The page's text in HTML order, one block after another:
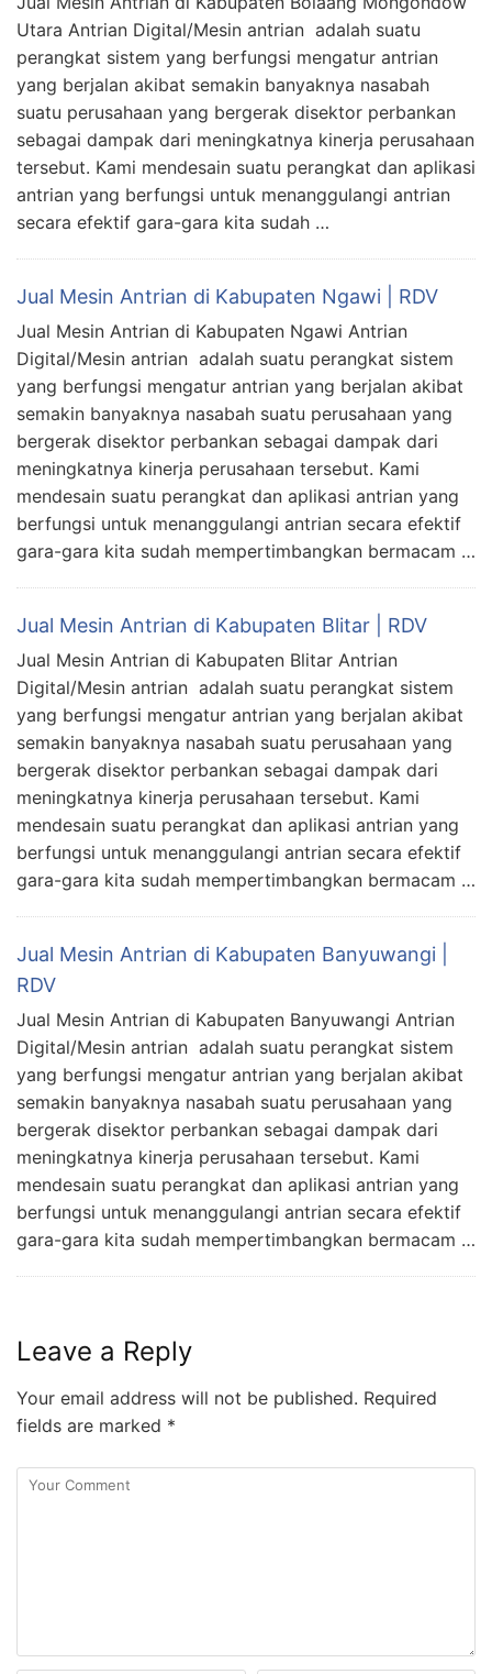
Utara Antrian Digital/Mesin antrian adalah suatu
perangkat sistem yang berfungsi mengatur antrian
yang berjalan akibat semakin banyaknya nasabah
suatu perusahaan yang bergerak disektor perbankan
sebagai dampak dari meningkatnya kinerja perusahaan
tersebut. Kami mendesain suatu perangkat dan aplikasi
antrian yang berfungsi untuk menanggulangi antrian
secara efektif gara-gara kita sudah …
Jual Mesin Antrian di Kabupaten Ngawi | RDV
Jual Mesin Antrian di Kabupaten Ngawi Antrian
Digital/Mesin antrian adalah suatu perangkat sistem
yang berfungsi mengatur antrian yang berjalan akibat
semakin banyaknya nasabah suatu perusahaan yang
bergerak disektor perbankan sebagai dampak dari
meningkatnya kinerja perusahaan tersebut. Kami
mendesain suatu perangkat dan aplikasi antrian yang
berfungsi untuk menanggulangi antrian secara efektif
gara-gara kita sudah mempertimbangkan bermacam …
Jual Mesin Antrian di Kabupaten Blitar | RDV
Jual Mesin Antrian di Kabupaten Blitar Antrian
Digital/Mesin antrian adalah suatu perangkat sistem
yang berfungsi mengatur antrian yang berjalan akibat
semakin banyaknya nasabah suatu perusahaan yang
bergerak disektor perbankan sebagai dampak dari
meningkatnya kinerja perusahaan tersebut. Kami
mendesain suatu perangkat dan aplikasi antrian yang
berfungsi untuk menanggulangi antrian secara efektif
gara-gara kita sudah mempertimbangkan bermacam …
Jual Mesin Antrian di Kabupaten Banyuwangi |
RDV
Jual Mesin Antrian di Kabupaten Banyuwangi Antrian
Digital/Mesin antrian adalah suatu perangkat sistem
yang berfungsi mengatur antrian yang berjalan akibat
semakin banyaknya nasabah suatu perusahaan yang
bergerak disektor perbankan sebagai dampak dari
meningkatnya kinerja perusahaan tersebut. Kami
mendesain suatu perangkat dan aplikasi antrian yang
berfungsi untuk menanggulangi antrian secara efektif
gara-gara kita sudah mempertimbangkan bermacam …
Leave a Reply
Your email address will not be published. Required
fields are marked *